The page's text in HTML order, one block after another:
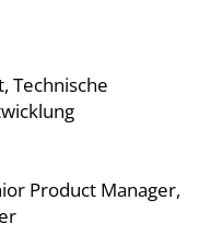
Technische
Product Manager,